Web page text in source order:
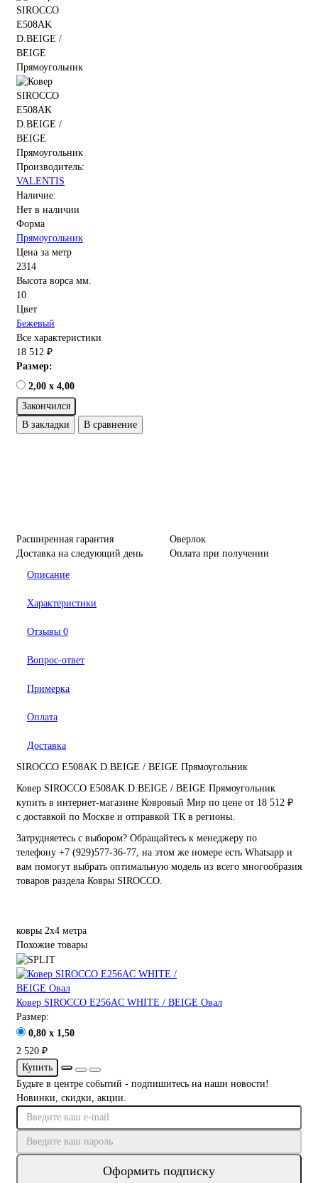
Производитель:
VALENTIS
Наличие:
Нет в наличии
Форма
Прямоугольник
Цена за метр
2314
Высота ворса мм.
10
Цвет
Бежевый
Все характеристики
18 512 ₽
Размер:
2,00 x 4,00
Закончился
В закладки
В сравнение
Расширенная гарантия
Оверлок
Доставка на следующий день
Оплата при получении
Описание
Характеристики
Отзывы 0
Вопрос-ответ
Примерка
Оплата
Доставка
SIROCCO E508AK D.BEIGE / BEIGE Прямоугольник
Ковер SIROCCO E508AK D.BEIGE / BEIGE Прямоугольник
купить в интернет-магазине Ковровый Мир по цене от 18 512 ₽
с доставкой по Москве и отправкой ТК в регионы.
Затрудняетесь с выбором? Обращайтесь к менеджеру по
телефону +7 (929)577-36-77, на этом же номере есть Whatsapp и
вам помогут выбрать оптимальную модель из всего многообразия
товаров раздела Ковры SIROCCO.
ковры 2х4 метра
Похожие товары
Ковер SIROCCO E256AC WHITE / BEIGE Овал
Размер:
0,80 x 1,50
2 520 ₽
Купить
Будьте в центре событий - подпишитесь на наши новости!
Новинки, скидки, акции.
Оформить подписку